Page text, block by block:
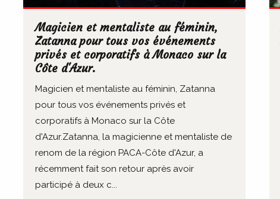
Magicien et mentaliste au féminin,
Zatanna pour tous vos événements
privés et corporatifs à Monaco sur la
Côte d'Azur.
Magicien et mentaliste au féminin, Zatanna
pour tous vos événements privés et
corporatifs à Monaco sur la Côte
d'Azur.Zatanna, la magicienne et mentaliste de
renom de la région PACA-Côte d'Azur, a
récemment fait son retour après avoir
participé à deux c...